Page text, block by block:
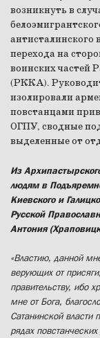
возникнуть в
антисталинского
перехода на
воинских частей
(РККА).
изолировали
повстанцами
ОГПУ, сводные
выделенные от
Из
людям в
Киевского и
Русской
Антония
«Властию, данной
верующих от
правительству, ибо
мне от Бога,
Сатанинской
рядах